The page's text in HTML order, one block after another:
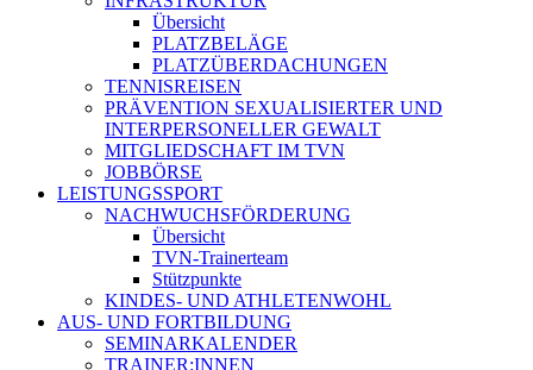
Übersicht
PLATZBELÄGE
PLATZÜBERDACHUNGEN
TENNISREISEN
PRÄVENTION SEXUALISIERTER UND
INTERPERSONELLER GEWALT
MITGLIEDSCHAFT IM TVN
JOBBÖRSE
LEISTUNGSSPORT
NACHWUCHSFÖRDERUNG
Übersicht
TVN-Trainerteam
Stützpunkte
KINDES- UND ATHLETENWOHL
AUS- UND FORTBILDUNG
SEMINARKALENDER
TRAINER:INNEN